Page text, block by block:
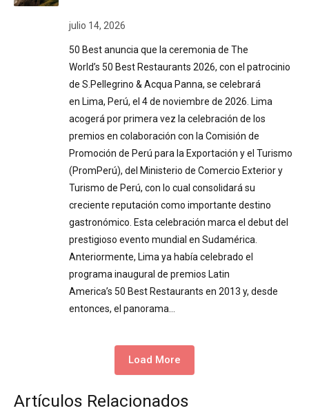
julio 14, 2026
50 Best anuncia que la ceremonia de The
World’s 50 Best Restaurants 2026, con el patrocinio
de S.Pellegrino & Acqua Panna, se celebrará
en Lima, Perú, el 4 de noviembre de 2026. Lima
acogerá por primera vez la celebración de los
premios en colaboración con la Comisión de
Promoción de Perú para la Exportación y el Turismo
(PromPerú), del Ministerio de Comercio Exterior y
Turismo de Perú, con lo cual consolidará su
creciente reputación como importante destino
gastronómico. Esta celebración marca el debut del
prestigioso evento mundial en Sudamérica.
Anteriormente, Lima ya había celebrado el
programa inaugural de premios Latin
America’s 50 Best Restaurants en 2013 y, desde
entonces, el panorama…
Load More
Artículos Relacionados